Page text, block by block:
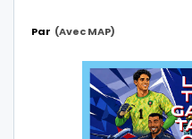
Par (avec MAP)